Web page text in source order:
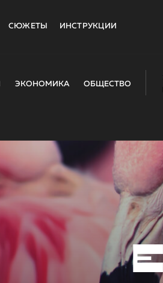
СЮЖЕТЫ ИНСТРУКЦИИ
ЭКОНОМИКА ОБЩЕСТВО